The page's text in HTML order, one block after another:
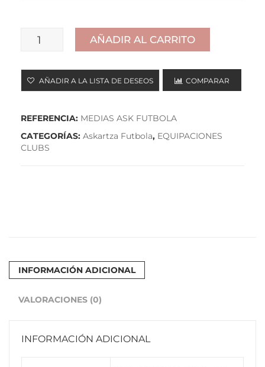
MEDIAS AÑADIR AL CARRITO
AÑADIR A LA LISTA DE DESEOS COMPARAR
REFERENCIA: MEDIAS ASK FUTBOLA
CATEGORÍAS: Askartza Futbola, EQUIPACIONES
CLUBS
INFORMACIÓN ADICIONAL
VALORACIONES (0)
INFORMACIÓN ADICIONAL